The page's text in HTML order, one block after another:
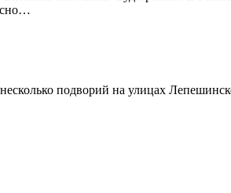
подворий на улицах